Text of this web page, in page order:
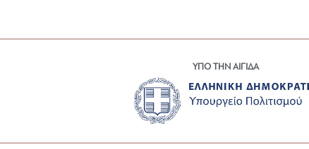
ΥΠΟ ΤΗΝ ΑΙΓΙΔΑ